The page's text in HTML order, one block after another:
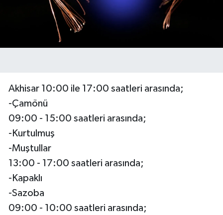
Akhisar 10:00 ile 17:00 saatleri arasında;
-Çamönü
09:00 - 15:00 saatleri arasında;
-Kurtulmuş
-Muştullar
13:00 - 17:00 saatleri arasında;
-Kapaklı
-Sazoba
09:00 - 10:00 saatleri arasında;